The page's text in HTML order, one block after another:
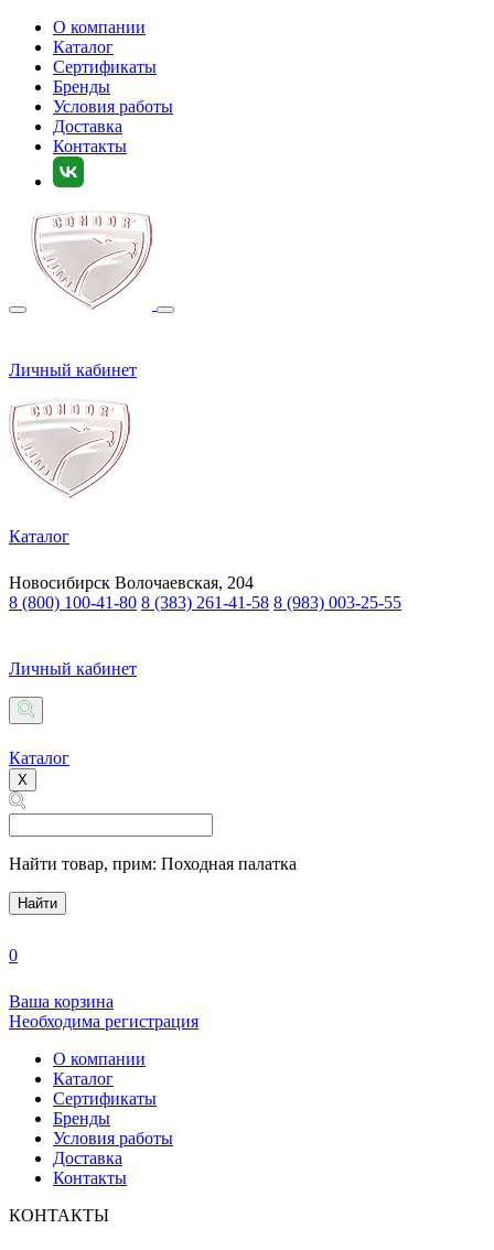
О компании
Каталог
Сертификаты
Бренды
Условия работы
Доставка
Контакты
Личный кабинет
Каталог
Новосибирск Волочаевская, 204
8 (800) 100-41-80 8 (383) 261-41-58 8 (983) 003-25-55
Личный кабинет
Каталог
X
Найти товар, прим: Походная палатка
Найти
0
Ваша корзина
Необходима регистрация
О компании
Каталог
Сертификаты
Бренды
Условия работы
Доставка
Контакты
КОНТАКТЫ